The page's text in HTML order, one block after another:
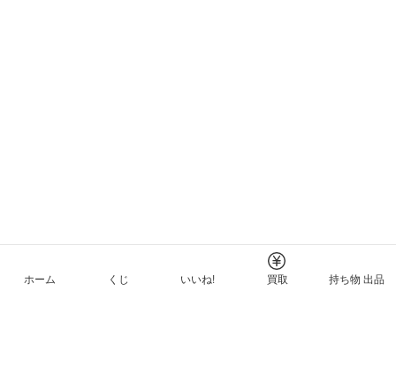
ホーム くじ いいね! 買取 持ち物 出品